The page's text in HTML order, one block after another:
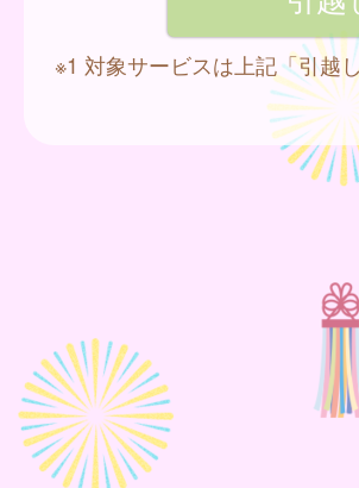
※1 対象サービスは上記「引越